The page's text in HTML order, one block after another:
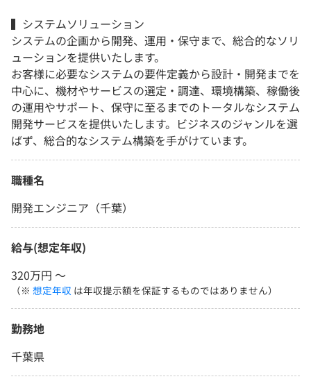
▍システムソリューション
システムの企画から開発、運用・保守まで、総合的なソリ
ューションを提供いたします。
お客様に必要なシステムの要件定義から設計・開発までを
中心に、機材やサービスの選定・調達、環境構築、稼働後
の運用やサポート、保守に至るまでのトータルなシステム
開発サービスを提供いたします。ビジネスのジャンルを選
ばず、総合的なシステム構築を手がけています。
職種名
開発エンジニア（千葉）
給与(想定年収)
320万円 〜
（※ 想定年収 は年収提示額を保証するものではありません）
勤務地
千葉県